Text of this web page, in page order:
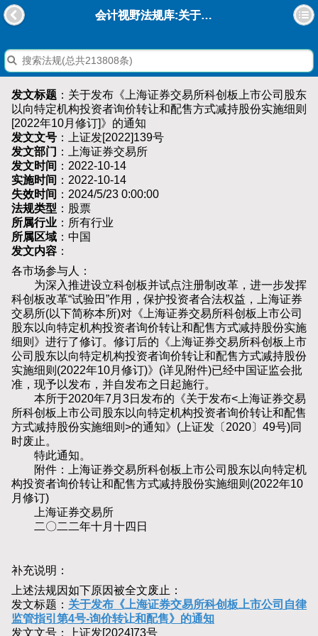
会计视野法规库:关于发布《上海证券交易所科创板上市公司股东以向特定机构投资者询价转让和配售方式减持股份实施细则[2022年10月修订]》的通知
发文标题 ：关于发布《上海证券交易所科创板上市公司股东
以向特定机构投资者询价转让和配售方式减持股份实施细则
[2022年10月修订]》的通知
发文文号 ：上证发[2022]139号
发文部门 ：上海证券交易所
发文时间 ：2022-10-14
实施时间 ：2022-10-14
失效时间 ：2024/5/23 0:00:00
法规类型 ：股票
所属行业 ：所有行业
所属区域 ：中国
发文内容 ：
各市场参与人：
为深入推进设立科创板并试点注册制改革，进一步发挥
科创板改革“试验田”作用，保护投资者合法权益，上海证券
交易所(以下简称本所)对《上海证券交易所科创板上市公司
股东以向特定机构投资者询价转让和配售方式减持股份实施
细则》进行了修订。修订后的《上海证券交易所科创板上市
公司股东以向特定机构投资者询价转让和配售方式减持股份
实施细则(2022年10月修订)》(详见附件)已经中国证监会批
准，现予以发布，并自发布之日起施行。
本所于2020年7月3日发布的《关于发布<上海证券交易
所科创板上市公司股东以向特定机构投资者询价转让和配售
方式减持股份实施细则>的通知》(上证发〔2020〕49号)同
时废止。
特此通知。
附件：上海证券交易所科创板上市公司股东以向特定机
构投资者询价转让和配售方式减持股份实施细则(2022年10
月修订)
上海证券交易所
二〇二二年十月十四日
补充说明：
上述法规因如下原因被全文废止：
发文标题： 关于发布《上海证券交易所科创板上市公司自律
监管指引第4号-询价转让和配售》的通知
发文文号：上证发[2024]73号